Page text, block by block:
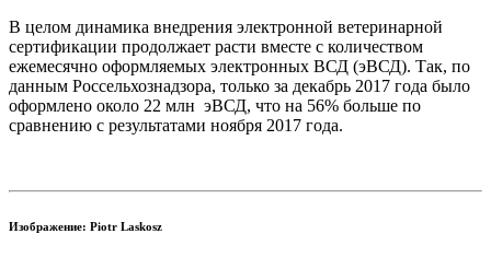
В целом динамика внедрения электронной ветеринарной
сертификации продолжает расти вместе с количеством
ежемесячно оформляемых электронных ВСД (эВСД). Так, по
данным Россельхознадзора, только за декабрь 2017 года было
оформлено около 22 млн эВСД, что на 56% больше по
сравнению с результатами ноября 2017 года.
Изображение: Piotr Laskosz